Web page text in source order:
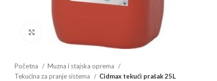
Povećajte sliku
Početna
Muzna i stajska oprema
Tekućina za pranje sistema
Cidmax tekući prašak 25L